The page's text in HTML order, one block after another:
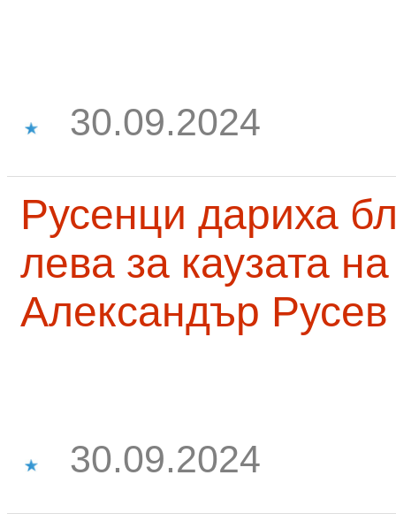
30.09.2024
Русенци дариха
лева за каузата
Александър Русев
30.09.2024